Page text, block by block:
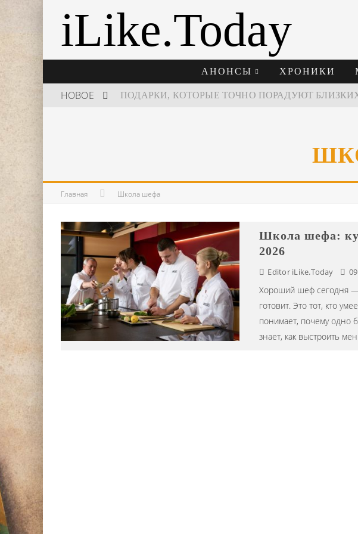
iLike.Today
АНОНСЫ ХРОНИКИ
НОВОЕ
Главная Школа шефа
Школа шефа:
2026
Editor iLike.Today
Хороший шеф сегодня —
готовит. Это тот, кто
понимает, почему одно
знает, как выстроить